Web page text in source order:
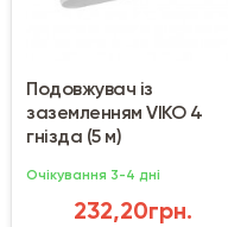
Подовжувач із
заземленням VIKO 4
гнізда (5 м)
Очікування 3-4 дні
232,20грн.